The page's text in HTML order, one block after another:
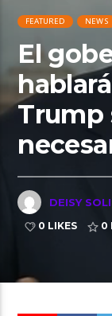
FEATURED NEWS
El
Trump
DEISY
0 LIKES
0